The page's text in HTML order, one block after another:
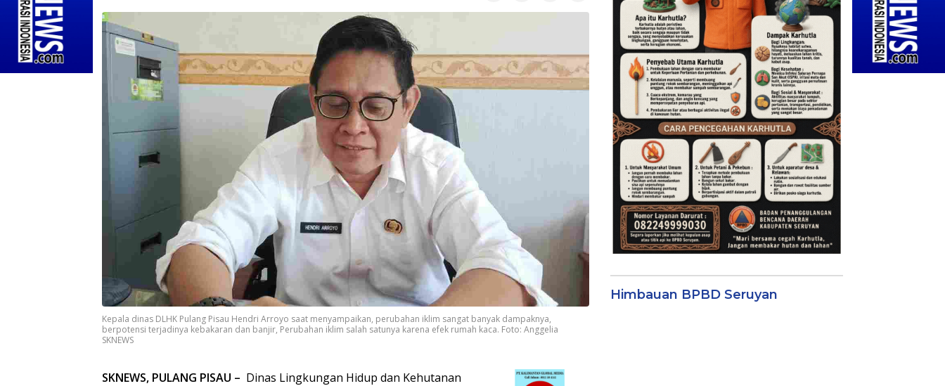
Kepala dinas DLHK Pulang Pisau Hendri Arroyo saat menyampaikan, perubahan iklim sangat banyak dampaknya,
berpotensi terjadinya kebakaran dan banjir, Perubahan iklim salah satunya karena efek rumah kaca. Foto: Anggelia
SKNEWS
SKNEWS, PULANG PISAU – Dinas Lingkungan Hidup dan Kehutanan
Himbauan BPBD Seruyan